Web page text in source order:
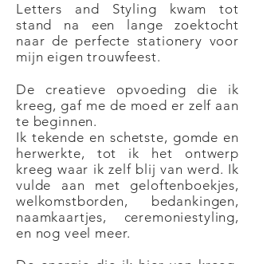
Letters and Styling kwam tot
stand na een lange zoektocht
naar de perfecte stationery voor
mijn eigen trouwfeest.
De creatieve opvoeding die ik
kreeg, gaf me de moed er zelf aan
te beginnen.
Ik tekende en schetste, gomde en
herwerkte, tot ik het ontwerp
kreeg waar ik zelf blij van werd. Ik
vulde aan met geloftenboekjes,
welkomstborden, bedankingen,
naamkaartjes, ceremoniestyling,
en nog veel meer.